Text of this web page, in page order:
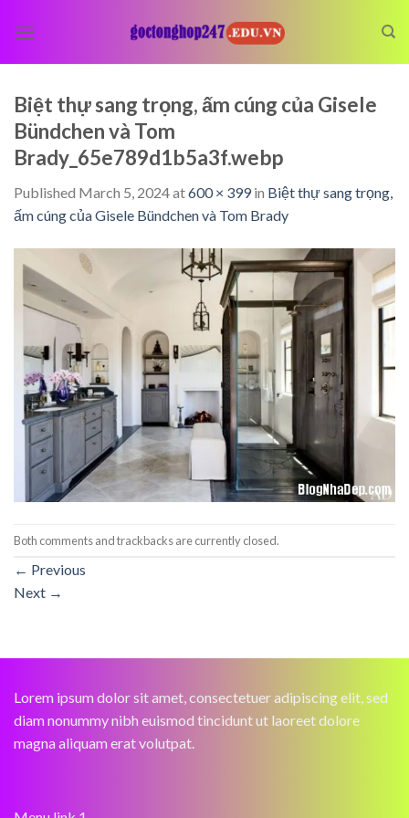
Biệt thự sang trọng, ấm cúng của Gisele
Bündchen và Tom
Brady_65e789d1b5a3f.webp
Published March 5, 2024at600 × 399in Biệt thự sang trọng,
ấm cúng của Gisele Bündchen và Tom Brady
Both comments and trackbacks are currently closed.
← Previous
Next →
Lorem ipsum dolor sit amet, consectetuer adipiscing elit, sed
diam nonummy nibh euismod tincidunt ut laoreet dolore
magna aliquam erat volutpat.